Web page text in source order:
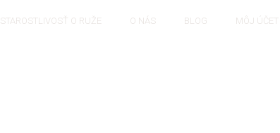
STAROSTLIVOSŤ O RUŽE O NÁS BLOG MÔJ ÚČET